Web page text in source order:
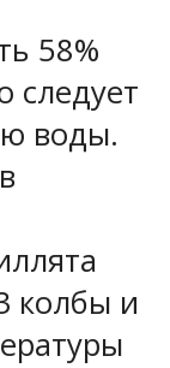
58%
следует
воды.
колбы и